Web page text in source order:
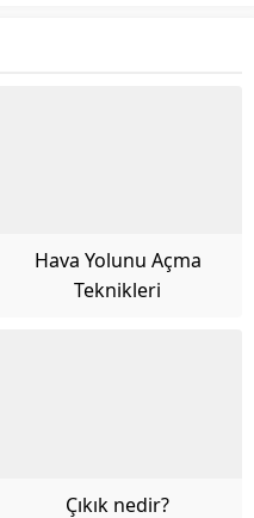
Hava Yolunu Açma
Teknikleri
Çıkık nedir?